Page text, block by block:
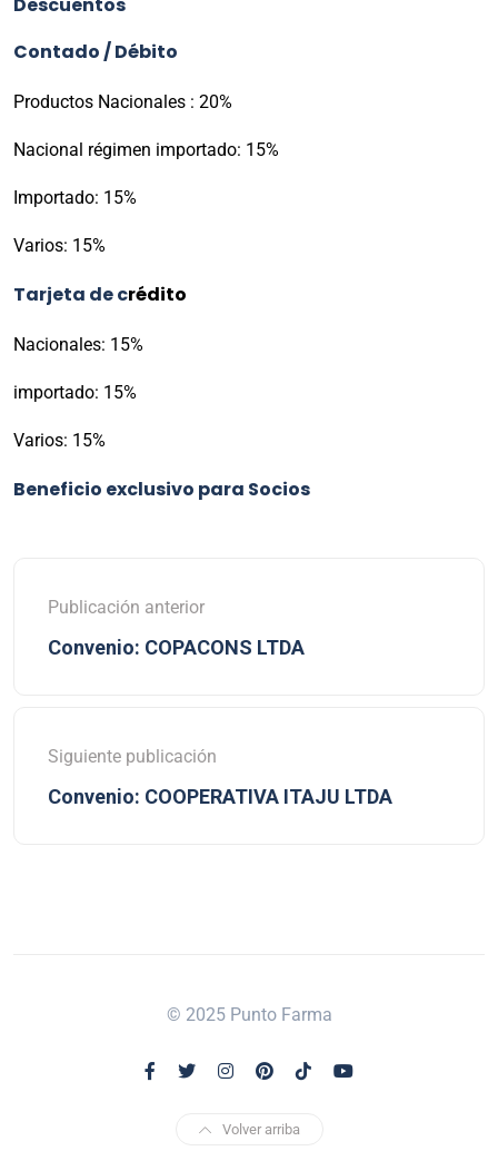
Descuentos
Contado / Débito
Productos Nacionales : 20%
Nacional régimen importado: 15%
Importado: 15%
Varios: 15%
Tarjeta de crédito
Nacionales: 15%
importado: 15%
Varios: 15%
Beneficio exclusivo para Socios
Publicación anterior
Convenio: COPACONS LTDA
Siguiente publicación
Convenio: COOPERATIVA ITAJU LTDA
© 2025 Punto Farma
Volver arriba